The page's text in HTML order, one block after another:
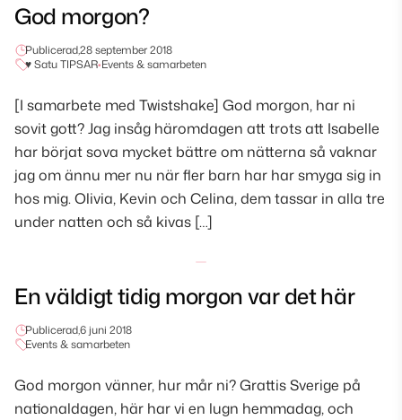
God morgon?
Publicerad,28 september 2018
♥ Satu TIPSAR•Events & samarbeten
[I samarbete med Twistshake] God morgon, har ni
sovit gott? Jag insåg häromdagen att trots att Isabelle
har börjat sova mycket bättre om nätterna så vaknar
jag om ännu mer nu när fler barn har har smyga sig in
hos mig. Olivia, Kevin och Celina, dem tassar in alla tre
under natten och så kivas […]
En väldigt tidig morgon var det här
Publicerad,6 juni 2018
Events & samarbeten
God morgon vänner, hur mår ni? Grattis Sverige på
nationaldagen, här har vi en lugn hemmadag, och